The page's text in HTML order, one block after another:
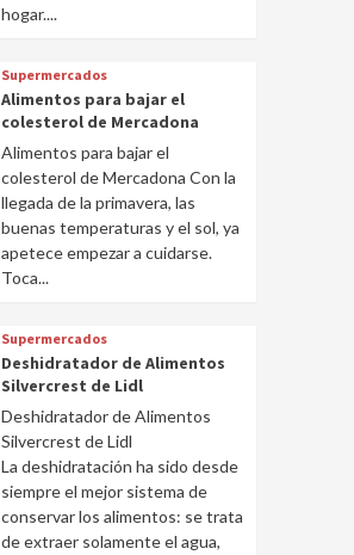
hogar....
Supermercados
Alimentos para bajar el
colesterol de Mercadona
Alimentos para bajar el
colesterol de Mercadona Con la
llegada de la primavera, las
buenas temperaturas y el sol, ya
apetece empezar a cuidarse.
Toca...
Supermercados
Deshidratador de Alimentos
Silvercrest de Lidl
Deshidratador de Alimentos
Silvercrest de Lidl
La deshidratación ha sido desde
siempre el mejor sistema de
conservar los alimentos: se trata
de extraer solamente el agua,